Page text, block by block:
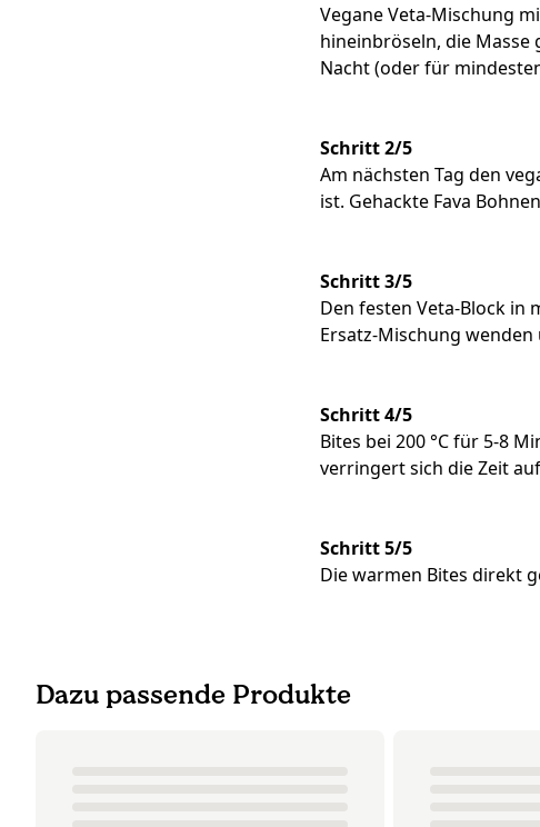
Vegane Veta-Mischung
hineinbröseln, die
Nacht (oder für
Schritt 2/5
Am nächsten Tag den
ist. Gehackte Fava
Schritt 3/5
Den festen Veta-Block in
Ersatz-Mischung
Schritt 4/5
Bites bei 200 °C für 5-8
verringert sich die Zeit
Schritt 5/5
Die warmen Bites direkt
Dazu passende Produkte